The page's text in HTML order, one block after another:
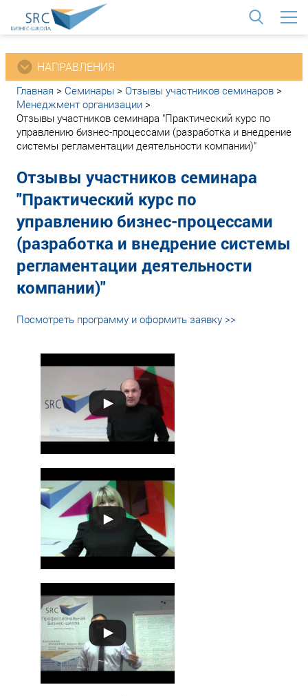
НАПРАВЛЕНИЯ
Главная > Семинары > Отзывы участников семинаров >
Менеджмент организации >
Отзывы участников семинара "Практический курс по
управлению бизнес-процессами (разработка и внедрение
системы регламентации деятельности компании)"
Отзывы участников семинара
"Практический курс по
управлению бизнес-процессами
(разработка и внедрение системы
регламентации деятельности
компании)"
Посмотреть программу и оформить заявку >>